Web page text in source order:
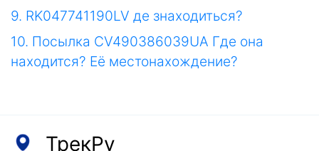
9. RK047741190LV де знаходиться?
10. Посылка CV490386039UA Где она
находится? Её местонахождение?
ТрекРу